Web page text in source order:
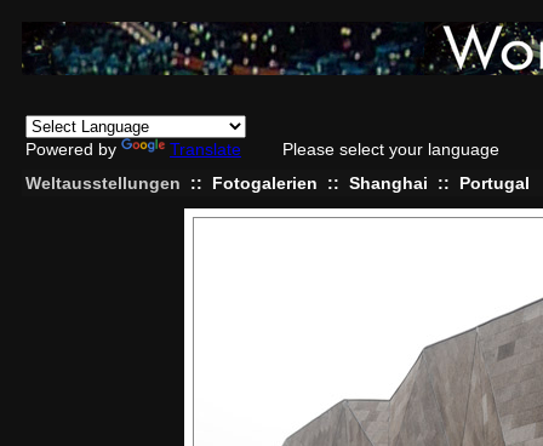
Powered by Translate
Please select your language
Weltausstellungen
:: Fotogalerien :: Shanghai :: Portugal